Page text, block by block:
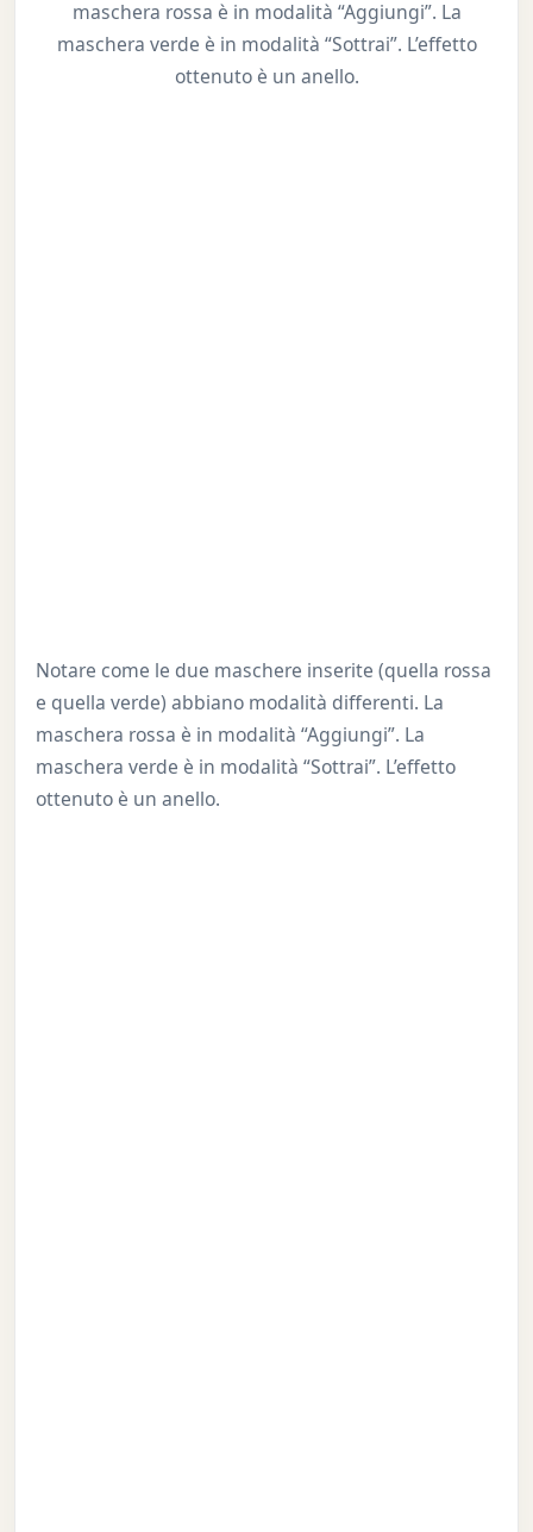
maschera rossa è in modalità “Aggiungi”. La
maschera verde è in modalità “Sottrai”. L’effetto
ottenuto è un anello.
Notare come le due maschere inserite (quella rossa
e quella verde) abbiano modalità differenti. La
maschera rossa è in modalità “Aggiungi”. La
maschera verde è in modalità “Sottrai”. L’effetto
ottenuto è un anello.